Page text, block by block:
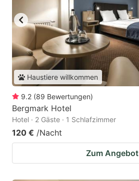
Haustiere willkommen
9.2 (89 Bewertungen)
Bergmark Hotel
Hotel · 2 Gäste · 1 Schlafzimmer
120 € /Nacht
Zum Angebot